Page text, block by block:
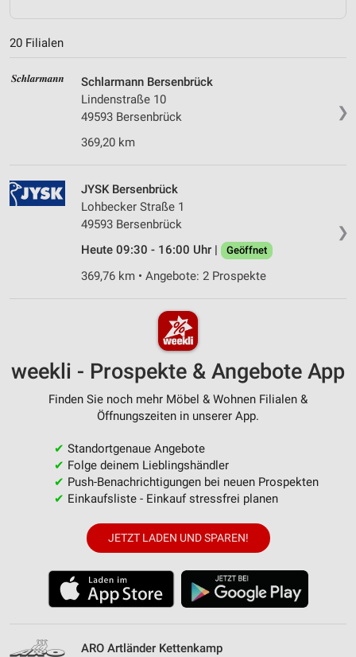
20 Filialen
❯
Schlarmann Bersenbrück
Lindenstraße 10
49593 Bersenbrück
369,20 km
❯
JYSK Bersenbrück
Lohbecker Straße 1
49593 Bersenbrück
Heute 09:30 - 16:00 Uhr |
Geöffnet
369,76 km • Angebote: 2 Prospekte
weekli - Prospekte & Angebote App
Finden Sie noch mehr Möbel & Wohnen Filialen &
Öffnungszeiten in unserer App.
✔ Standortgenaue Angebote
✔ Folge deinem Lieblingshändler
✔ Push-Benachrichtigungen bei neuen Prospekten
✔ Einkaufsliste - Einkauf stressfrei planen
JETZT LADEN UND SPAREN!
ARO Artländer Kettenkamp